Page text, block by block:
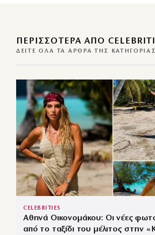
ΠΕΡΙΣΣΌΤΕΡΑ ΑΠΌ
ΔΕΊΤΕ ΌΛΑ ΤΑ ΆΡΘΡΑ ΤΗΣ
CELEBRITIES
Αθηνά Οικονομάκου: Οι νέες
από το ταξίδι του μέλιτος στην